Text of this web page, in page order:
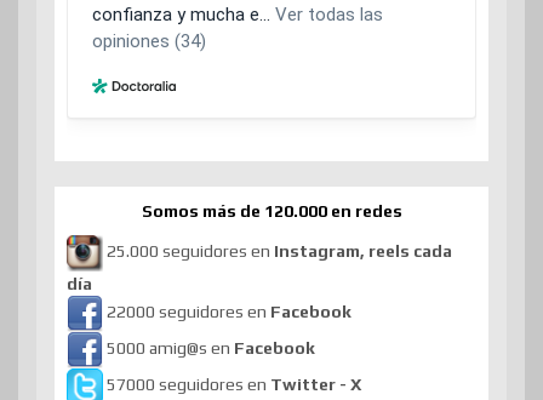
Somos más de 120.000 en redes
25.000 seguidores en Instagram, reels cada
día
22000 seguidores en Facebook
5000 amig@s en Facebook
57000 seguidores en Twitter - X